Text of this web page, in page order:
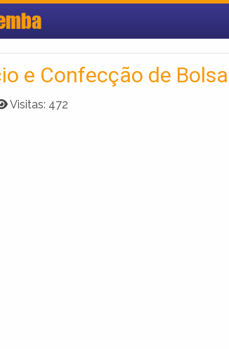
e Confecção de
Visitas: 472